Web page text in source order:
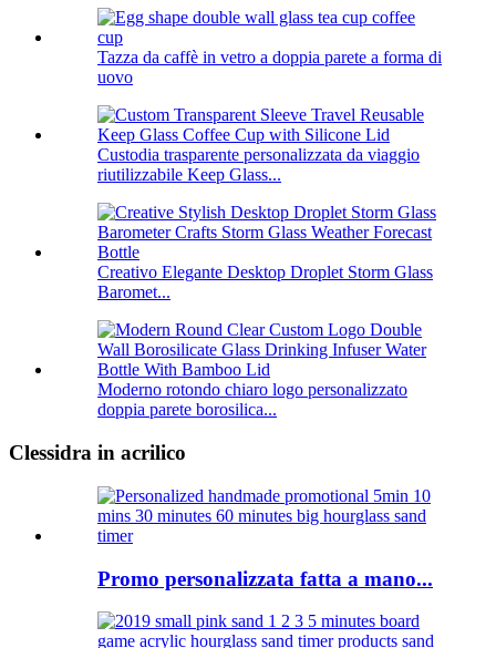
Tazza da caffè in vetro a doppia parete a forma di
uovo
Custodia trasparente personalizzata da viaggio
riutilizzabile Keep Glass...
Creativo Elegante Desktop Droplet Storm Glass
Baromet...
Moderno rotondo chiaro logo personalizzato
doppia parete borosilica...
Clessidra in acrilico
Promo personalizzata fatta a mano...